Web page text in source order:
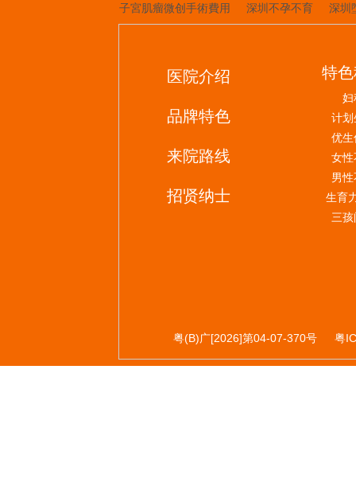
子宮肌瘤微创手術費用 深圳不孕不育 深圳
医院介绍
品牌特色
来院路线
招贤纳士
特
妇
计划
优生
女性
男
生育
三
粤(B)广[2026]第04-07-370号 粤